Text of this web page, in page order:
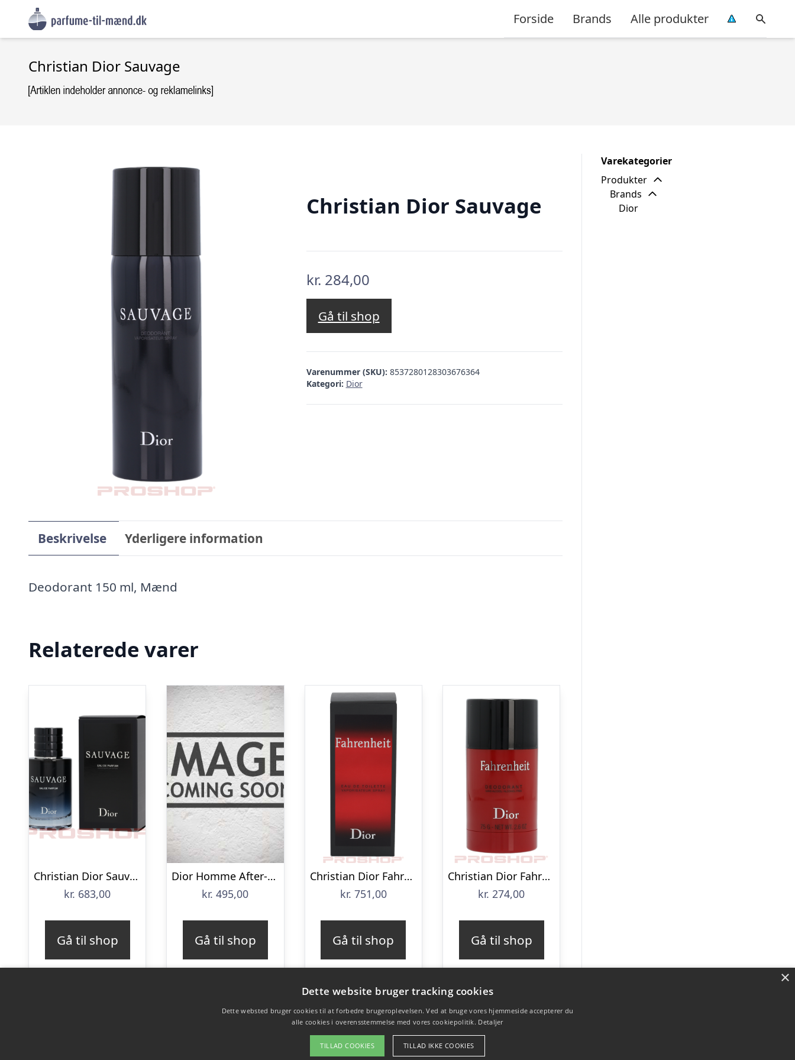
Forside Brands Alle produkter
Christian Dior Sauvage
Christian Dior Sauvage
kr. 284,00
Gå til shop
Varenummer (SKU): 8537280128303676364
Kategori: Dior
Beskrivelse Yderligere information
Deodorant 150 ml, Mænd
Relaterede varer
Christian Dior Sauvage – 60ml
kr. 683,00
Gå til shop
Dior Homme After-Shave Lotion 100 ml
kr. 495,00
Gå til shop
Christian Dior Fahrenheit EDT – 100 ml
kr. 751,00
Gå til shop
Christian Dior Fahrenheit Stick
kr. 274,00
Gå til shop
Varekategorier
Produkter
Brands
Dior
×
Dette website bruger tracking cookies
Dette websted bruger cookies til at forbedre brugeroplevelsen. Ved at bruge vores hjemmeside accepterer du
alle cookies i overensstemmelse med vores cookiepolitik. Detaljer
TILLAD COOKIES TILLAD IKKE COOKIES